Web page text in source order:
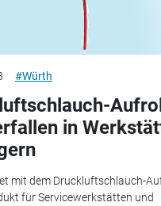
#Würth
in
mit dem Druckluftschlauch-
für Servicewerkstätten und